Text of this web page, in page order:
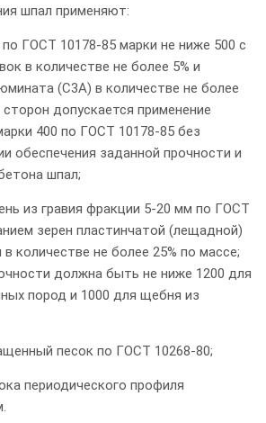
шпал применяют:
ГОСТ 10178-85 марки не ниже 500 с
в количестве не более 5% и
(С3А) в количестве не более
допускается применение
400 по ГОСТ 10178-85 без
обеспечения заданной прочности и
шпал;
из гравия фракции 5-20 мм по ГОСТ
зерен пластинчатой (лещадной)
количестве не более 25% по массе;
должна быть не ниже 1200 для
пород и 1000 для щебня из
песок по ГОСТ 10268-80;
периодического профиля